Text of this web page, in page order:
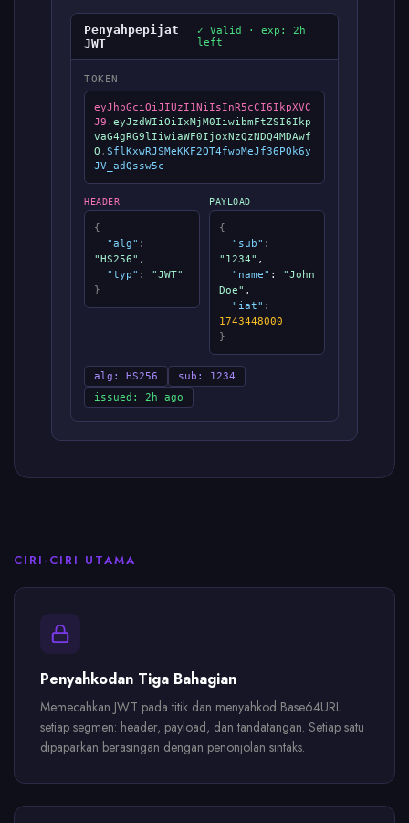
Penyahpepijat
JWT
✓ Valid · exp: 2h
left
TOKEN
eyJhbGciOiJIUzI1NiIsInR5cCI6IkpXVC
J9 . eyJzdWIiOiIxMjM0IiwibmFtZSI6Ikp
vaG4gRG9lIiwiaWF0IjoxNzQzNDQ4MDAwf
Q . SflKxwRJSMeKKF2QT4fwpMeJf36POk6y
JV_adQssw5c
HEADER
{
"alg" :
"HS256" ,
"typ" : "JWT"
}
PAYLOAD
{
"sub" :
"1234" ,
"name" : "John
Doe" ,
"iat" :
1743448000
}
alg: HS256
sub: 1234
issued: 2h ago
CIRI-CIRI UTAMA
Penyahkodan Tiga Bahagian
Memecahkan JWT pada titik dan menyahkod Base64URL
setiap segmen: header, payload, dan tandatangan. Setiap satu
dipaparkan berasingan dengan penonjolan sintaks.